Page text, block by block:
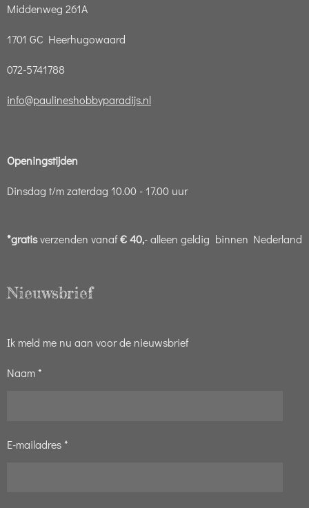
Middenweg 261A
1701 GC Heerhugowaard
072-5741788
info@paulineshobbyparadijs.nl
Openingstijden
Dinsdag t/m zaterdag 10.00 - 17.00 uur
*gratisverzenden vanaf€ 40,- alleen geldig binnen Nederland
Nieuwsbrief
Ik meld me nu aan voor de nieuwsbrief
Naam *
E-mailadres *